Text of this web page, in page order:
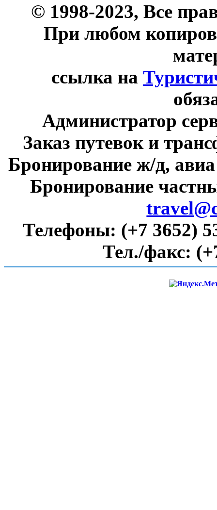
© 1998-2023, Все
При любом
ссылка на
Администратор
Заказ путевок и
Бронирование ж/д,
Бронирование
Телефоны: (+7 3652)
Тел./факс: